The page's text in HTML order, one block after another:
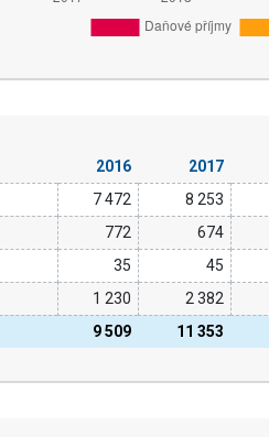
2016 2017
9 509 11 353
7 472 8 253
772 674
35 45
1 230 2 382